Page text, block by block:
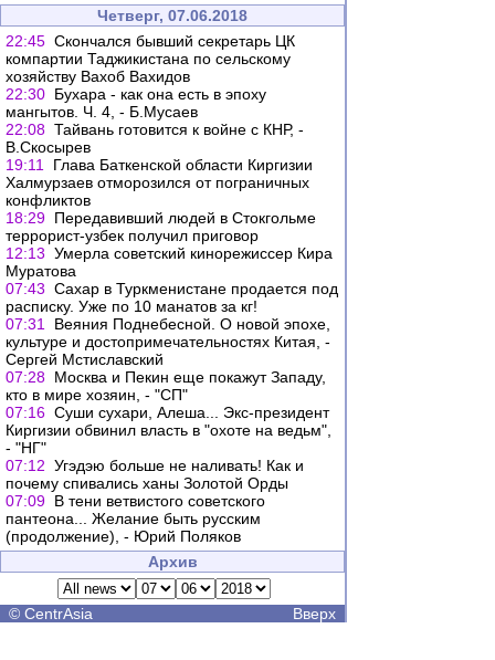
Четверг, 07.06.2018
22:45 Скончался бывший секретарь ЦК
компартии Таджикистана по сельскому
хозяйству Вахоб Вахидов
22:30 Бухара - как она есть в эпоху
мангытов. Ч. 4, - Б.Мусаев
22:08 Тайвань готовится к войне с КНР, -
В.Скосырев
19:11
Глава Баткенской области Киргизии
Халмурзаев отморозился от пограничных
конфликтов
18:29 Передавивший людей в Стокгольме
террорист-узбек получил приговор
12:13 Умерла советский кинорежиссер Кира
Муратова
07:43 Сахар в Туркменистане продается под
расписку. Уже по 10 манатов за кг!
07:31
Веяния Поднебесной. О новой эпохе,
культуре и достопримечательностях Китая, -
Сергей Мстиславский
07:28 Москва и Пекин еще покажут Западу,
кто в мире хозяин, - "СП"
07:16 Суши сухари, Алеша... Экс-президент
Киргизии обвинил власть в "охоте на ведьм",
- "НГ"
07:12 Угэдэю больше не наливать! Как и
почему спивались ханы Золотой Орды
07:09 В тени ветвистого советского
пантеона... Желание быть русским
(продолжение), - Юрий Поляков
Архив
© CentrAsia Вверх